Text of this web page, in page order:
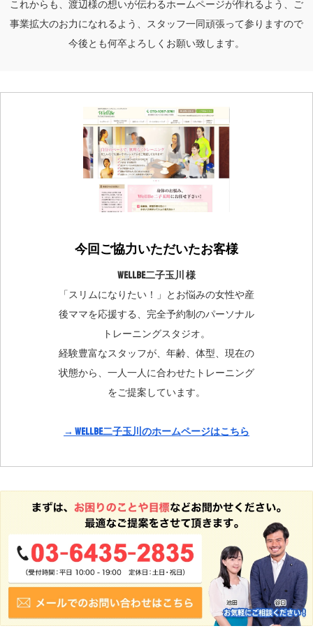
これからも、渡辺様の想いが伝わるホームページが作れるよう、ご
事業拡大のお力になれるよう、スタッフ一同頑張って参りますので
今後とも何卒よろしくお願い致します。
今回ご協力いただいたお客様
WellBe二子玉川 様
「スリムになりたい！」とお悩みの女性や産
後ママを応援する、完全予約制のパーソナル
トレーニングスタジオ。
経験豊富なスタッフが、年齢、体型、現在の
状態から、一人一人に合わせたトレーニング
をご提案しています。
→ WellBe二子玉川のホームページはこちら